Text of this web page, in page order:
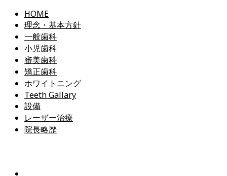
HOME
理念・基本方針
一般歯科
小児歯科
審美歯科
矯正歯科
ホワイトニング
Teeth Gallary
設備
レーザー治療
院長略歴